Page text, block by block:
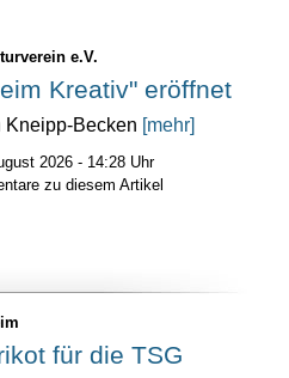
e.V.
Kreativ" eröffnet
Kneipp-Becken [mehr]
2026 - 14:28 Uhr
zu diesem Artikel
für die TSG